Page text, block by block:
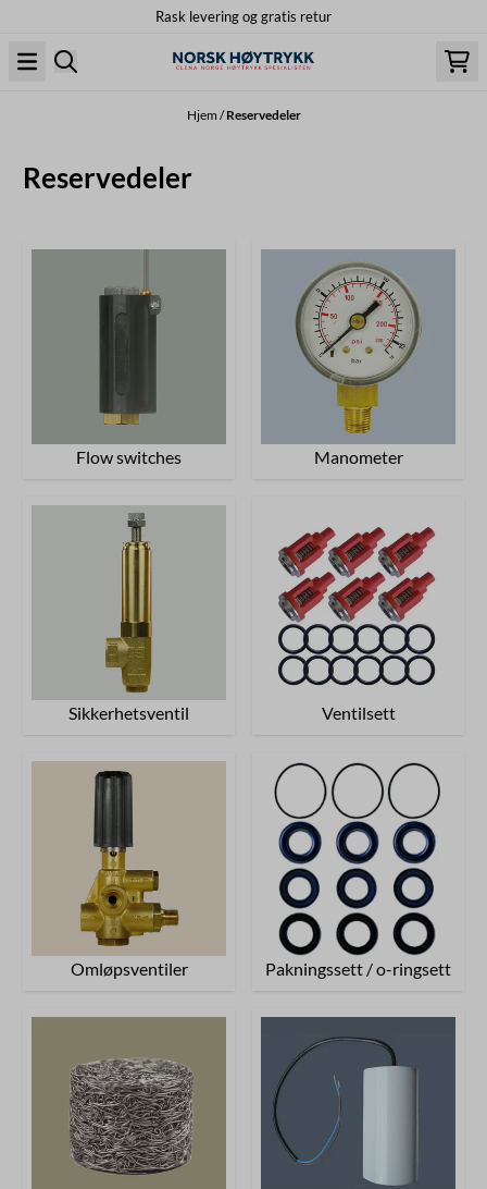
Rask levering og gratis retur
Hjem /Reservedeler
Reservedeler
Flow switches Manometer
Sikkerhetsventil Ventilsett
Omløpsventiler Pakningssett / o-ringsett